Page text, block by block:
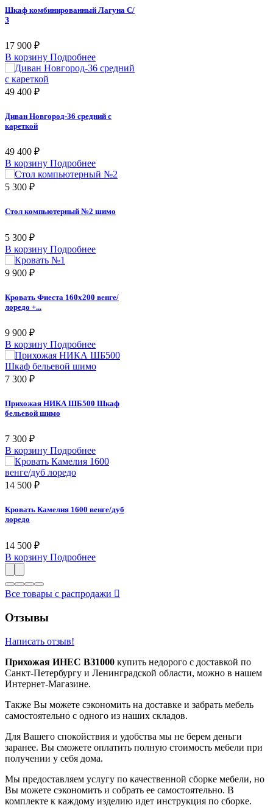
Шкаф комбинированный Лагуна С/
З
17 900 ₽
В корзину Подробнее
49 400 ₽
Диван Новгород-36 средний с
кареткой
49 400 ₽
В корзину Подробнее
5 300 ₽
Стол компьютерный №2 шимо
5 300 ₽
В корзину Подробнее
9 900 ₽
Кровать Фиеста 160х200 венге/
лоредо +...
9 900 ₽
В корзину Подробнее
7 300 ₽
Прихожая НИКА ШБ500 Шкаф
бельевой шимо
7 300 ₽
В корзину Подробнее
14 500 ₽
Кровать Камелия 1600 венге/дуб
лоредо
14 500 ₽
В корзину Подробнее
Все товары с распродажи 
Отзывы
Написать отзыв!
Прихожая ИНЕС ВЗ1000 купить недорого с доставкой по
Санкт-Петербургу и Ленинградской области, можно в нашем
Интернет-Магазине.
Также Вы можете сэкономить на доставке и забрать мебель
самостоятельно с одного из наших складов.
Для Вашего спокойствия и удобства мы не берем деньги
заранее. Вы сможете оплатить полную стоимость мебели при
получении у себя дома.
Мы предоставляем услугу по качественной сборке мебели, но
Вы можете сэкономить и собрать ее самостоятельно. В
комплекте к каждому изделию идет инструкция по сборке.